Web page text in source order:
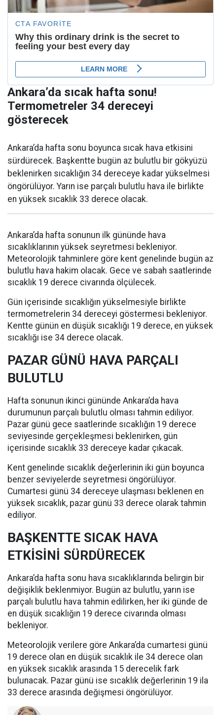
Ankara’da sıcak hafta sonu!
Termometreler 34 dereceyi
gösterecek
Ankara’da hafta sonu boyunca sıcak hava etkisini
sürdürecek. Başkentte bugün az bulutlu bir gökyüzü
beklenirken sıcaklığın 34 dereceye kadar yükselmesi
öngörülüyor. Yarın ise parçalı bulutlu hava ile birlikte
en yüksek sıcaklık 33 derece olacak.
Ankara’da hafta sonunun ilk gününde hava
sıcaklıklarının yüksek seyretmesi bekleniyor.
Meteorolojik tahminlere göre kent genelinde bugün az
bulutlu hava hakim olacak. Gece ve sabah saatlerinde
sıcaklık 19 derece civarında ölçülecek.
Gün içerisinde sıcaklığın yükselmesiyle birlikte
termometrelerin 34 dereceyi göstermesi bekleniyor.
Kentte günün en düşük sıcaklığı 19 derece, en yüksek
sıcaklığı ise 34 derece olacak.
PAZAR GÜNÜ HAVA PARÇALI
BULUTLU
Hafta sonunun ikinci gününde Ankara’da hava
durumunun parçalı bulutlu olması tahmin ediliyor.
Pazar günü gece saatlerinde sıcaklığın 19 derece
seviyesinde gerçekleşmesi beklenirken, gün
içerisinde sıcaklık 33 dereceye kadar çıkacak.
Kent genelinde sıcaklık değerlerinin iki gün boyunca
benzer seviyelerde seyretmesi öngörülüyor.
Cumartesi günü 34 dereceye ulaşması beklenen en
yüksek sıcaklık, pazar günü 33 derece olarak tahmin
ediliyor.
BAŞKENTTE SICAK HAVA
ETKİSİNİ SÜRDÜRECEK
Ankara’da hafta sonu hava sıcaklıklarında belirgin bir
değişiklik beklenmiyor. Bugün az bulutlu, yarın ise
parçalı bulutlu hava tahmin edilirken, her iki günde de
en düşük sıcaklığın 19 derece civarında olması
bekleniyor.
Meteorolojik verilere göre Ankara’da cumartesi günü
19 derece olan en düşük sıcaklık ile 34 derece olan
en yüksek sıcaklık arasında 15 derecelik fark
bulunacak. Pazar günü ise sıcaklık değerlerinin 19 ila
33 derece arasında değişmesi öngörülüyor.